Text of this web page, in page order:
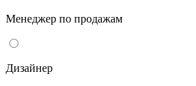
Менеджер по продажам
Дизайнер